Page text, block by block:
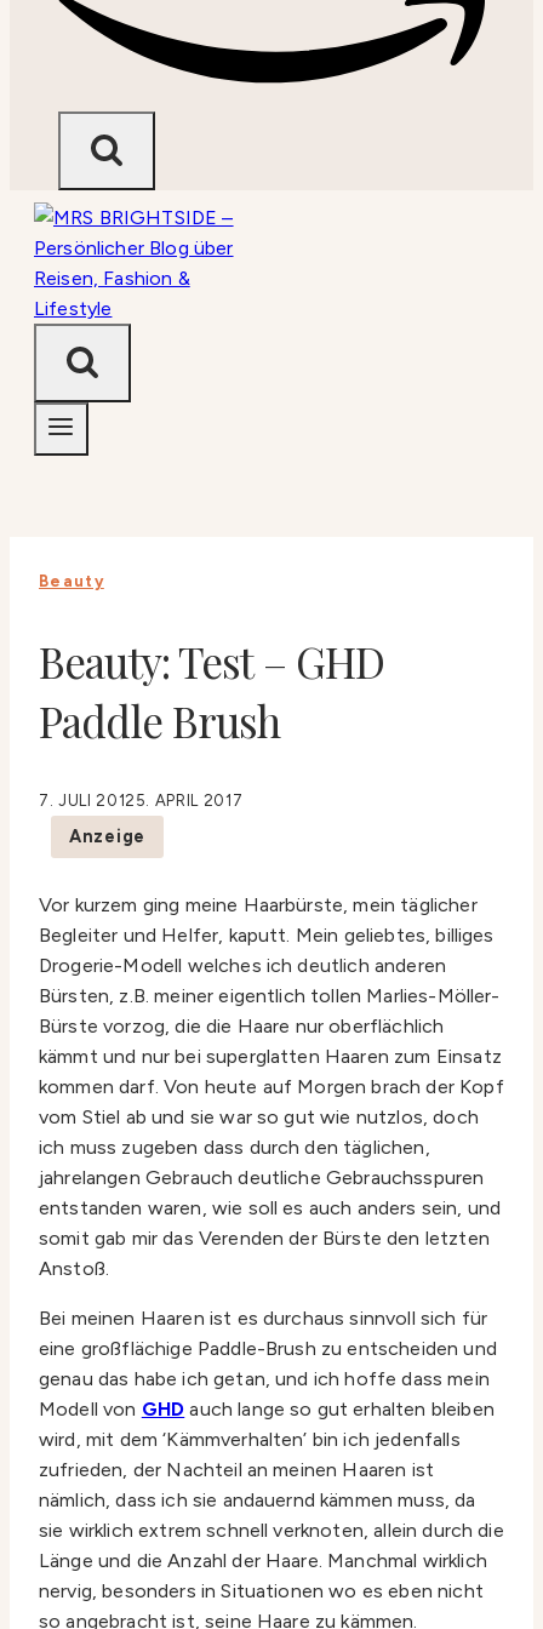
Beauty
Beauty: Test – GHD
Paddle Brush
7. JULI 2012 5. APRIL 2017
Anzeige
Vor kurzem ging meine Haarbürste, mein täglicher
Begleiter und Helfer, kaputt. Mein geliebtes, billiges
Drogerie-Modell welches ich deutlich anderen
Bürsten, z.B. meiner eigentlich tollen Marlies-Möller-
Bürste vorzog, die die Haare nur oberflächlich
kämmt und nur bei superglatten Haaren zum Einsatz
kommen darf. Von heute auf Morgen brach der Kopf
vom Stiel ab und sie war so gut wie nutzlos, doch
ich muss zugeben dass durch den täglichen,
jahrelangen Gebrauch deutliche Gebrauchsspuren
entstanden waren, wie soll es auch anders sein, und
somit gab mir das Verenden der Bürste den letzten
Anstoß.
Bei meinen Haaren ist es durchaus sinnvoll sich für
eine großflächige Paddle-Brush zu entscheiden und
genau das habe ich getan, und ich hoffe dass mein
Modell von GHD auch lange so gut erhalten bleiben
wird, mit dem ‘Kämmverhalten’ bin ich jedenfalls
zufrieden, der Nachteil an meinen Haaren ist
nämlich, dass ich sie andauernd kämmen muss, da
sie wirklich extrem schnell verknoten, allein durch die
Länge und die Anzahl der Haare. Manchmal wirklich
nervig, besonders in Situationen wo es eben nicht
so angebracht ist, seine Haare zu kämmen.